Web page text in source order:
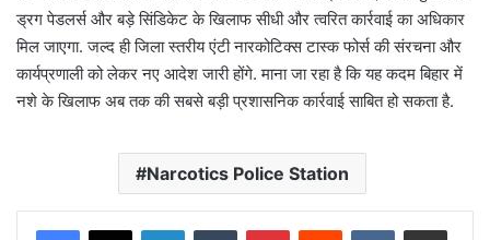
ड्रग पेडलर्स और बड़े सिंडिकेट के खिलाफ सीधी और त्वरित कार्रवाई का अधिकार
मिल जाएगा. जल्द ही जिला स्तरीय एंटी नारकोटिक्स टास्क फोर्स की संरचना और
कार्यप्रणाली को लेकर नए आदेश जारी होंगे. माना जा रहा है कि यह कदम बिहार में
नशे के खिलाफ अब तक की सबसे बड़ी प्रशासनिक कार्रवाई साबित हो सकता है.
Narcotics Police Station
LinkedInTumblr PinterestReddit VKontakteShare via Email